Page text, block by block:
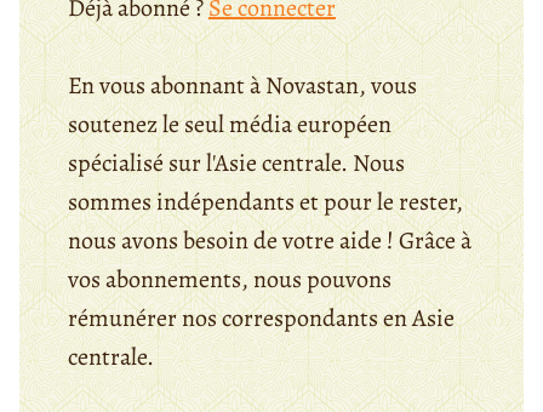
Déjà abonné ?Se connecter
En vous abonnant à Novastan, vous
soutenez le seul média européen
spécialisé sur l'Asie centrale. Nous
sommes indépendants et pour le rester,
nous avons besoin de votre aide ! Grâce à
vos abonnements, nous pouvons
rémunérer nos correspondants en Asie
centrale.